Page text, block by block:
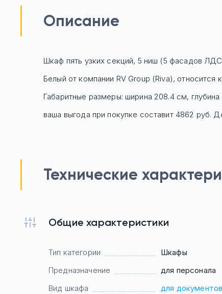
Описание
Шкаф пять узких секций, 5 ниш (5 фасадов
Белый от компании RV Group (Riva),
Габаритные размеры: ширина 208.4 см,
ваша выгода при покупке составит 4862 руб.
Технические
Общие характеристики
Тип категории
Шкафы
Предназначение
для персонала
Вид шкафа
для документов